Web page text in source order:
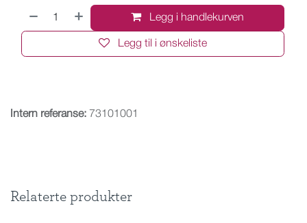
Legg i handlekurven
Legg til i ønskeliste
Intern referanse: 73101001
Relaterte produkter